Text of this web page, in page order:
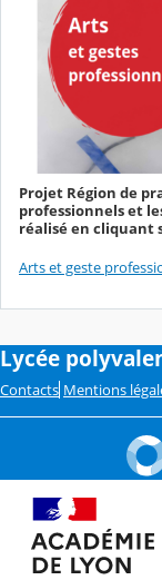
Projet Région de
professionnels et
réalisé en cliquant
Arts et geste
Lycée
Contacts Mentions